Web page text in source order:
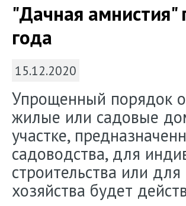
"Дачная
года
15.12.2020
Упрощенный порядок
жилые или садовые
участке,
садоводства, для
строительства или
хозяйства будет